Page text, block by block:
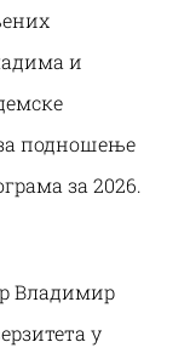
и
подношење
за 2026.
Владимир
у